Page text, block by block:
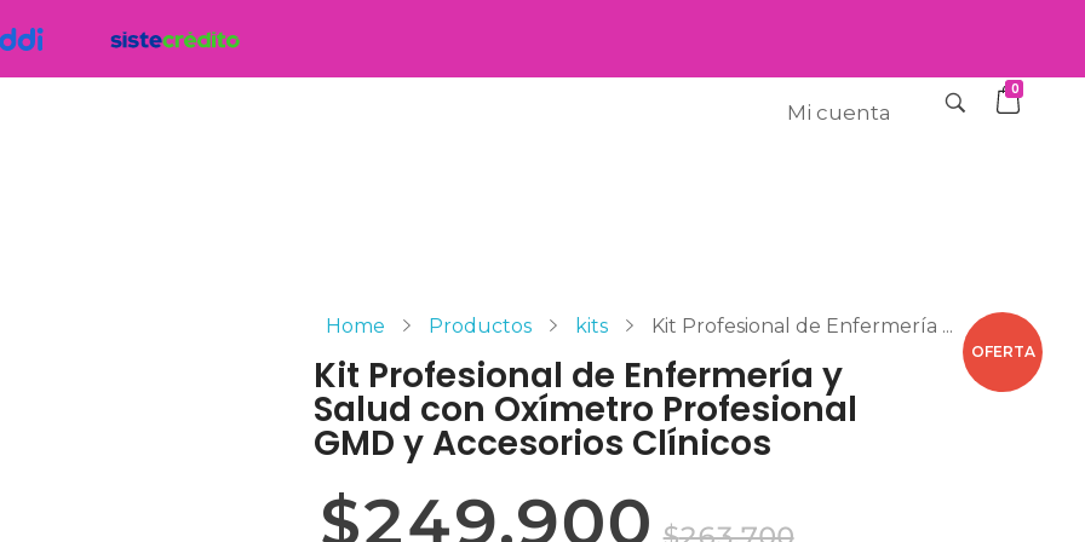
Mi cuenta
0
Home Productos kits Kit Profesional de Enfermería ...
Kit Profesional de Enfermería y
Salud con Oxímetro Profesional
GMD y Accesorios Clínicos
OFERTA
$249,900